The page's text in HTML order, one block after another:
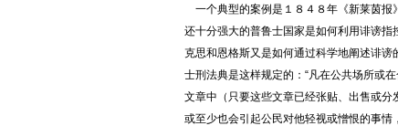
一个典型的案例是１８４８年《新莱茵报
还十分强大的普鲁士国家是如何利用诽谤
克思和恩格斯又是如何通过科学地阐述诽
士刑法典是这样规定的：“凡在公共场所或
文章中（只要这些文章已经张贴、出售或分
或至少也会引起公民对他轻视或憎恨的事